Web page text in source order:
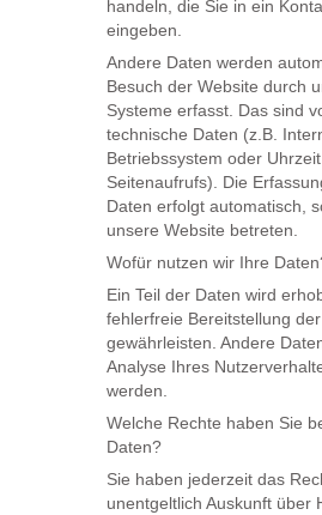
handeln, die Sie in ein
eingeben.
Andere Daten werden
Besuch der Website durch
Systeme erfasst. Das sind
technische Daten (z.B.
Betriebssystem oder
Seitenaufrufs). Die
Daten erfolgt automatisch,
unsere Website betreten.
Wofür nutzen wir Ihre
Ein Teil der Daten wird
fehlerfreie Bereitstellung
gewährleisten. Andere
Analyse Ihres
werden.
Welche Rechte haben Sie
Daten?
Sie haben jederzeit das
unentgeltlich Auskunft über